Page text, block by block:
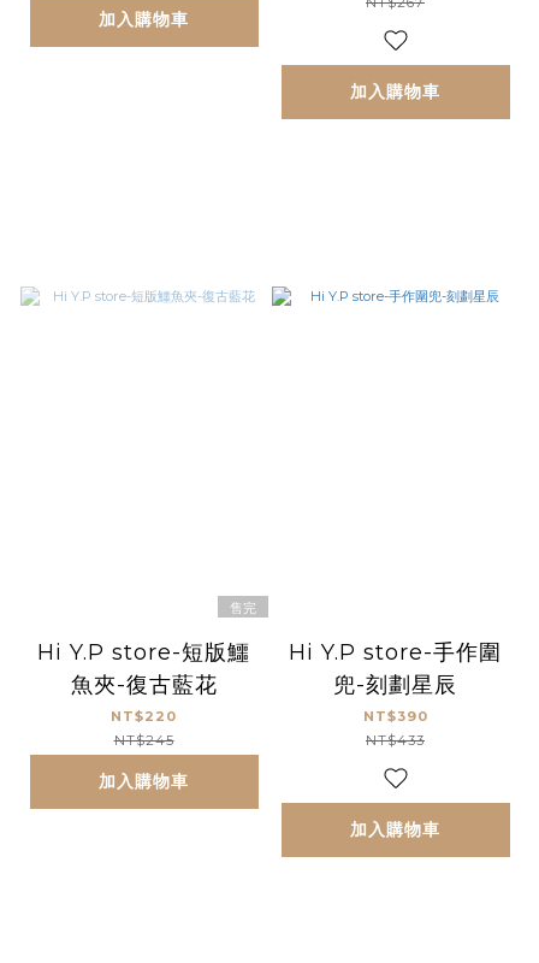
加入購物車
加入購物車
售完
Hi Y.P store-短版鱷
魚夾-復古藍花
NT$220
NT$245
加入購物車
Hi Y.P store-手作圍
兜-刻劃星辰
NT$390
NT$433
加入購物車